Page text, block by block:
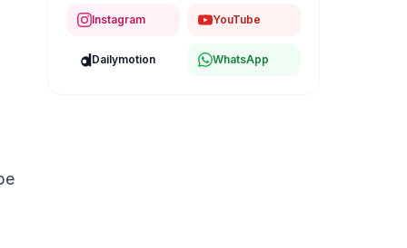
Instagram YouTube
Dailymotion WhatsApp